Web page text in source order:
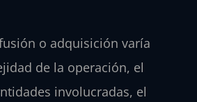
o adquisición varía
de la operación, el
involucradas, el